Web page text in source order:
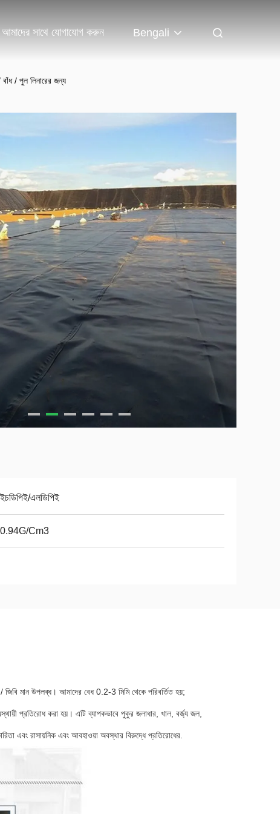
আমাদের সাথে যোগাযোগ করুন Bengali
/ পুল লিনারের জন্য
এলডিপিই
Cm3
মান উপলব্ধ। আমাদের বেধ 0.2-3 মিমি থেকে পরিবর্তিত হয়;
প্রতিরোধ করা হয়। এটি ব্যাপকভাবে পুকুর জলাধার, খাল, বর্জ্য জল,
এবং রাসায়নিক এবং আবহাওয়া অবস্থার বিরুদ্ধে প্রতিরোধের.